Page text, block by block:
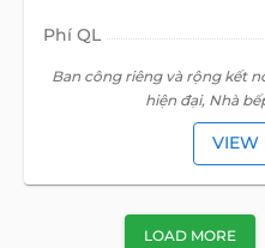
Phí QL
Ban công riêng và rộng kết
hiện đại, Nhà
VIEW
LOAD MORE